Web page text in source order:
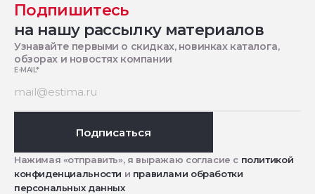
Подпишитесь
на нашу рассылку материалов
Узнавайте первыми о скидках, новинках каталога,
обзорах и новостях компании
E-MAIL*
Подписаться
Нажимая «отправить», я выражаю согласие с политикой
конфиденциальности и правилами обработки
персональных данных